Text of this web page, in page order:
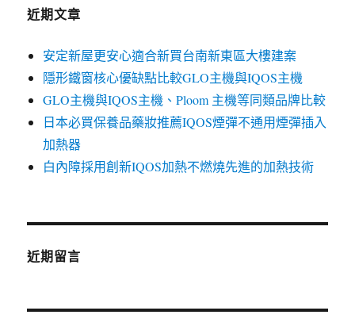
近期文章
安定新屋更安心適合新買台南新東區大樓建案
隱形鐵窗核心優缺點比較GLO主機與IQOS主機
GLO主機與IQOS主機、Ploom 主機等同類品牌比較
日本必買保養品藥妝推薦IQOS煙彈不通用煙彈插入
加熱器
白內障採用創新IQOS加熱不燃燒先進的加熱技術
近期留言